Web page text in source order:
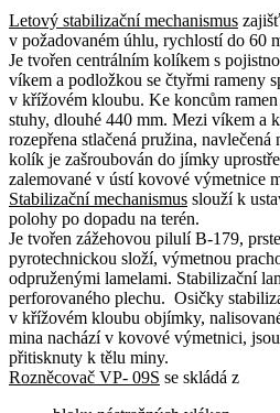
Letový stabilizační mechanismus
v požadovaném úhlu, rychlostí do 60
Je tvořen centrálním kolíkem s
víkem a podložkou se čtyřmi rameny
v křížovém kloubu. Ke koncům
stuhy, dlouhé 440 mm. Mezi víkem a
rozepřena stlačená pružina,
kolík je zašroubován do jímky
zalemované v ústí kovové výmetnice
Stabilizační mechanismus slouží k
polohy po dopadu na terén.
Je tvořen zážehovou pilulí B-179,
pyrotechnickou složí, výmetnou
odpruženými lamelami. Stabilizační
perforovaného plechu. Osičky
v křížovém kloubu objímky,
mina nachází v kovové výmetnici,
přitisknuty k tělu miny.
Rozněcovač VP- 09S se skládá z